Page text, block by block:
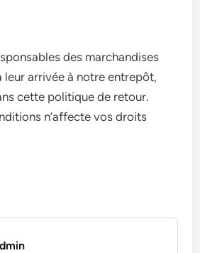
des marchandises
leur arrivée à notre entrepôt,
cette politique de retour.
n’affecte vos droits